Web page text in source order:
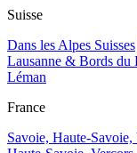
Suisse
Dans les Alpes Suisses
Lausanne & Bords du
Léman
France
Savoie, Haute-